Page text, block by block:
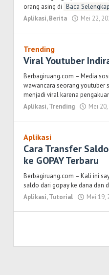
orang asing di Baca
Aplikasi,Berita Mei 22,
Trending
Viral Youtuber
Berbagiruang.com – Media
wawancara seorang youtuber
menjadi viral karena
Aplikasi,Trending Mei
Aplikasi
Cara Transfer Saldo
ke GOPAY Terbaru
Berbagiruang.com – Kali ini
saldo dari gopay ke dana dan
Aplikasi,Tutorial Mei 19,